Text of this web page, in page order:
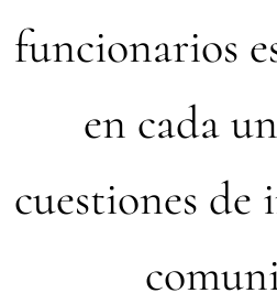
funcionarios
en cada
cuestiones de